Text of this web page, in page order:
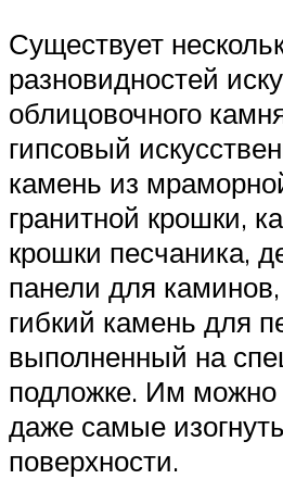
Существует
разновидностей
облицовочного
гипсовый
камень из
гранитной крошки,
крошки песчаника,
панели для
гибкий камень для
выполненный на
подложке. Им можно
даже самые
поверхности.